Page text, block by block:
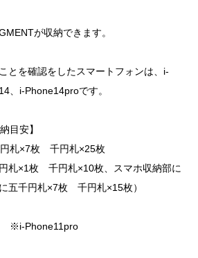
が収納できます。
とを確認をしたスマートフォンは、i-
、i-Phone14proです。
目安】
札×7枚 千円札×25枚
円札×1枚 千円札×10枚、スマホ収納部に
五千円札×7枚 千円札×15枚）
※i-Phone11pro